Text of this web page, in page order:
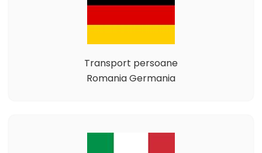
Transport persoane
Romania Germania